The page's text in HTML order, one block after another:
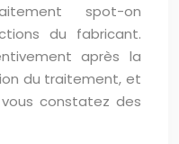
spot-on
du fabricant.
après la
du traitement, et
constatez des